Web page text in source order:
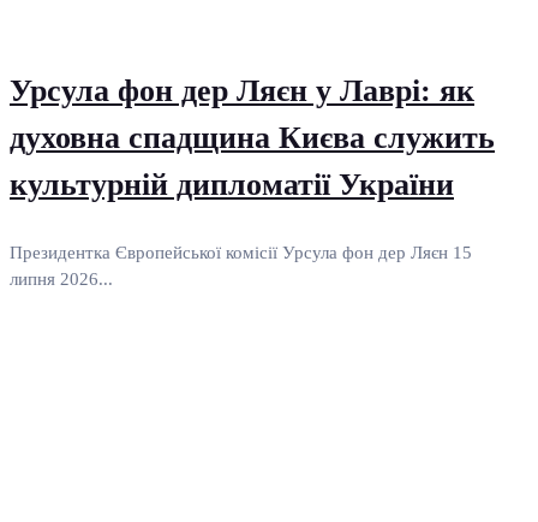
Урсула фон дер Ляєн у Лаврі: як
духовна спадщина Києва служить
культурній дипломатії України
Президентка Європейської комісії Урсула фон дер Ляєн 15
липня 2026...